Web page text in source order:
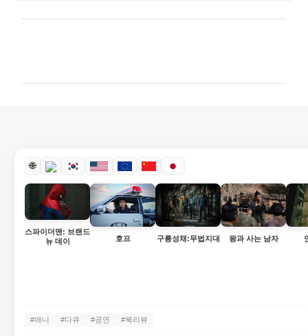
🌐
스파이더맨: 브랜드
뉴 데이
호프 구룡성채:무법지대 왕과 사는 남자
#애니 #다큐 #공연 #북리뷰